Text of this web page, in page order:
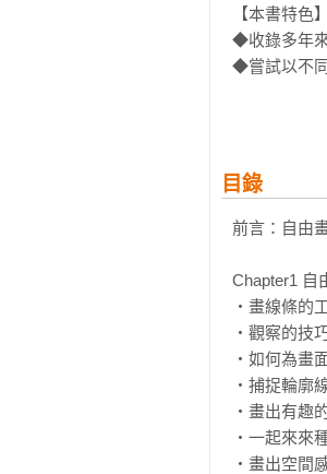
【本書特色】
◆收錄多年
◆嘗試以不
目錄
前言：自由
Chapter1 自
‧畫線條的
‧觀察的技
‧如何為畫
‧捕捉輪廓
‧畫出有趣
‧一起來來
‧畫出空間